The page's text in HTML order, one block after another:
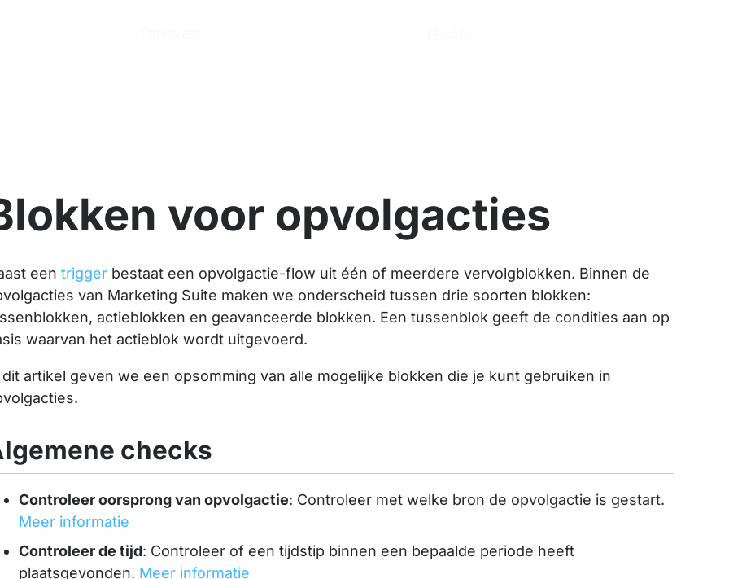
voor opvolgacties
eentrigger bestaat een opvolgactie-flow uit één of meerdere vervolgblokken. Binnen de
van Marketing Suite maken we onderscheid tussen drie soorten blokken:
actieblokken en geavanceerde blokken. Een tussenblok geeft de condities aan op
waarvan het actieblok wordt uitgevoerd.
artikel geven we een opsomming van alle mogelijke blokken die je kunt gebruiken in
checks
Controleer oorsprong van opvolgactie: Controleer met welke bron de opvolgactie is gestart.
Meer informatie
Controleer de tijd: Controleer of een tijdstip binnen een bepaalde periode heeft
plaatsgevonden. Meer informatie